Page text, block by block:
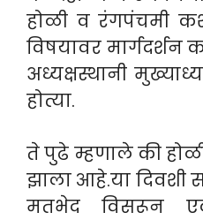
होळी व रंगपंचमी
विषयावर मार्गदर्शन
अध्यक्षस्थानी
होत्या.
ते पुढे म्हणाले की
झाला आहे.या दिवशी
मतभेद विसरून